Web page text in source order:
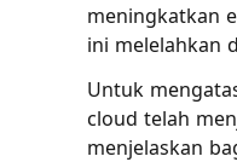
meningkatkan
ini melelahkan
Untuk
cloud telah
menjelaskan